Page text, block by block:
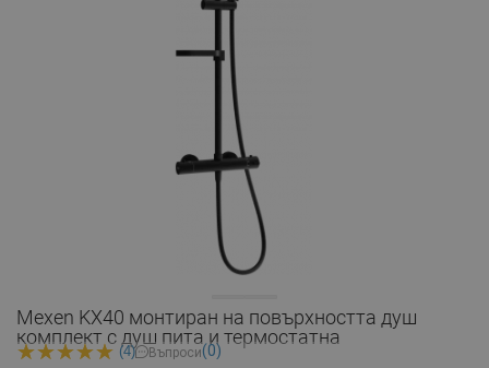
Mexen KX40 монтиран на повърхността душ
комплект с душ пита и термостатна
(4) Въпроси(0)